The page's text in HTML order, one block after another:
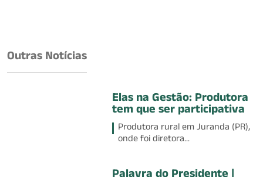
Outras Notícias
Elas na Gestão: Produtora
tem que ser participativa
Produtora rural em Juranda (PR),
onde foi diretora...